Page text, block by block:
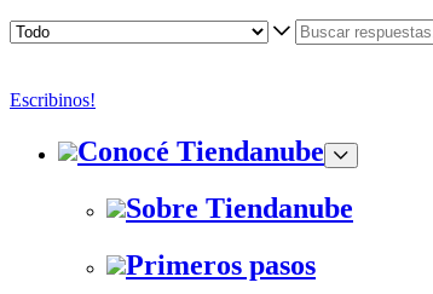
Escribinos!
Conocé Tiendanube
Sobre Tiendanube
Primeros pasos